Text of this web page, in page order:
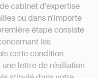
cabinet d'expertise
ou dans n'importe
étape consiste
les
cette condition
lettre de résiliation